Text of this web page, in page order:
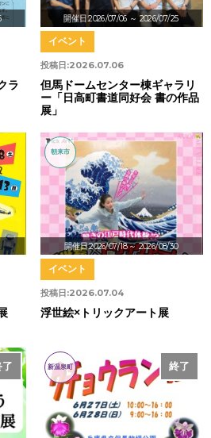
ラ
開催日:2026/07/06 ～ 2026/07/25
投稿日:2026.07.06
イベント
但馬ドームセンター棟ギャラリ
ー「日高町書道同好会 書の作品
展」
開催日:2026/07/18～ 2026/08/30
朝来市
投稿日:2026.07.04
イベント
浮世絵×トリックアート展
了 終了
新温泉町